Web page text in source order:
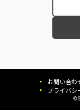
お問い合わ
プライバシ